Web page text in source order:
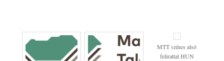
MTT színes alsó
felirattal HUN